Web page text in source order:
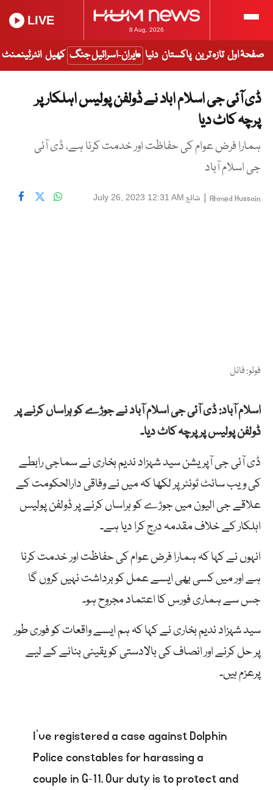
8 Aug, 2026
LIVE
صفحۂ اول تازہ ترین پاکستان دنیا ایران-اسرائیل جنگ کھیل انٹرٹینمنٹ
ڈی آئی جی اسلام اباد نے ڈولفن پولیس اہلکار پر
پرچہ کاٹ دیا
ہمارا فرض عوام کی حفاظت اور خدمت کرنا ہے، ڈی آئی
جی اسلام آباد
Ahmed Hussain
| شائع July 26, 2023 12:31 AM
فوٹو: فائل
اسلام آباد: ڈی آئی جی اسلام آباد نے جوڑے کو ہراساں کرنے پر
ڈولفن پولیس پر پرچہ کاٹ دیا۔
ڈی آئی جی آپریشن سید شہزاد ندیم بخاری نے سماجی رابطے
کی ویب سائٹ ٹوئٹر پر لکھا کہ میں نے وفاقی دارالحکومت کے
علاقے جی الیون میں جوڑے کو ہراساں کرنے پر ڈولفن پولیس
اہلکار کے خلاف مقدمہ درج کرا دیا ہے۔
انہوں نے کہا کہ ہمارا فرض عوام کی حفاظت اور خدمت کرنا
ہے اور میں کسی بھی ایسے عمل کو برداشت نہیں کروں گا
جس سے ہماری فورس کا اعتماد مجروح ہو۔
سید شہزاد ندیم بخاری نے کہا کہ ہم ایسے واقعات کو فوری طور
پر حل کرنے اور انصاف کی بالادستی کو یقینی بنانے کے لیے
پرعزم ہیں۔
I’ve registered a case against Dolphin
Police constables for harassing a
couple in G-11. Our duty is to protect and